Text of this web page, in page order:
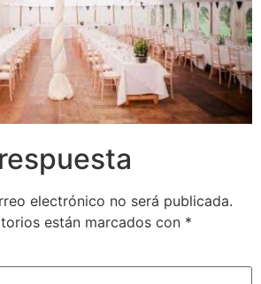
electrónico no será publicada.
están marcados con *